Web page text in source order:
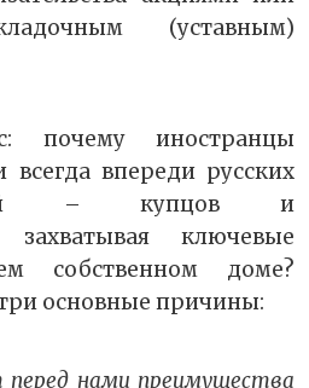
(уставным)
почему иностранцы
всегда впереди русских
– купцов и
захватывая ключевые
собственном доме?
основные причины:
нами преимущества